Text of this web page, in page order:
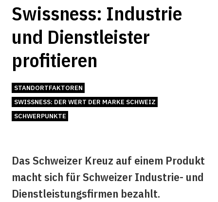
Swissness: Industrie
und Dienstleister
profitieren
STANDORTFAKTOREN
SWISSNESS: DER WERT DER MARKE SCHWEIZ
SCHWERPUNKTE
Das Schweizer Kreuz auf einem Produkt
macht sich für Schweizer Industrie- und
Dienstleistungsfirmen bezahlt.